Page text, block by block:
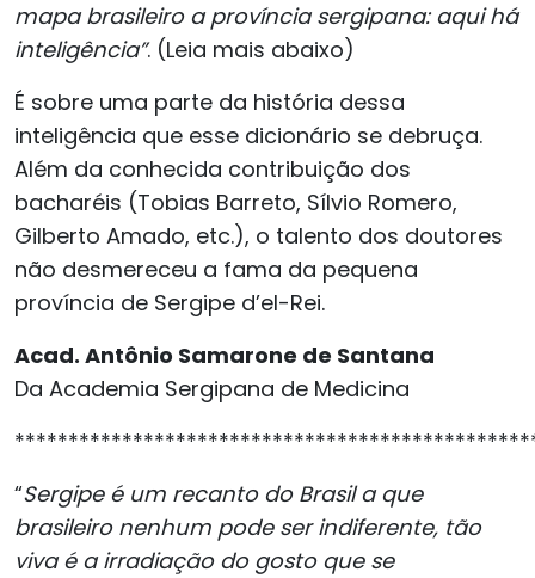
mapa brasileiro a província sergipana: aqui há
inteligência”. (Leia mais abaixo)
É sobre uma parte da história dessa
inteligência que esse dicionário se debruça.
Além da conhecida contribuição dos
bacharéis (Tobias Barreto, Sílvio Romero,
Gilberto Amado, etc.), o talento dos doutores
não desmereceu a fama da pequena
província de Sergipe d’el-Rei.
Acad. Antônio Samarone de Santana
Da Academia Sergipana de Medicina
“Sergipe é um recanto do Brasil a que
brasileiro nenhum pode ser indiferente, tão
viva é a irradiação do gosto que se